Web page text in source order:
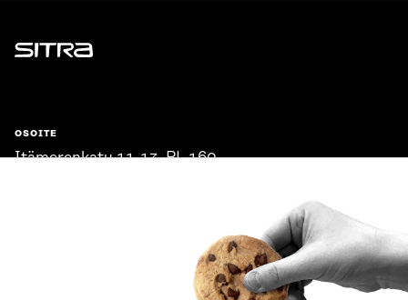
Sitra
OSOITE
Itämerenkatu 11-13, PL 160,